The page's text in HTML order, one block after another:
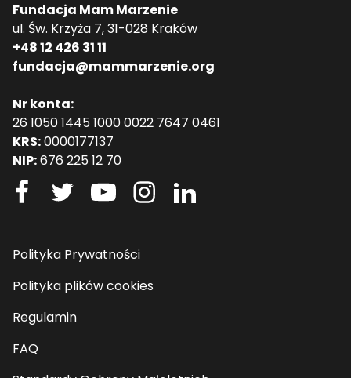
Fundacja Mam Marzenie
ul. Św. Krzyża 7, 31-028 Kraków
+48 12 426 31 11
fundacja@mammarzenie.org
Nr konta:
26 1050 1445 1000 0022 7647 0461
KRS:0000177137
NIP:676 225 12 70
Polityka Prywatności
Polityka plików cookies
Regulamin
FAQ